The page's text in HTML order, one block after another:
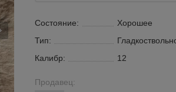
Состояние:
Хорошее
Тип:
Калибр:
12
Продавец: